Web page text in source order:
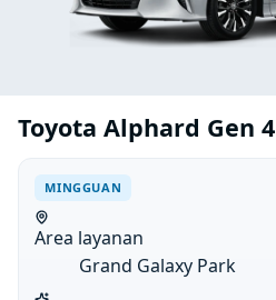
Toyota Alphard Gen 4
MINGGUAN
Area layanan
Grand Galaxy Park